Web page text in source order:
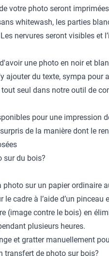
votre photo seront
whitewash, les parties
nervures seront visibles et
une photo en noir et
ajouter du texte, sympa
seul dans notre outil de
pour une impression
de la manière dont le
sur du bois?
photo sur un papier ordinaire
cadre à l’aide d’un pinceau
(image contre le bois) en
plusieurs heures.
et gratter manuellement
transfert de photo sur bois?